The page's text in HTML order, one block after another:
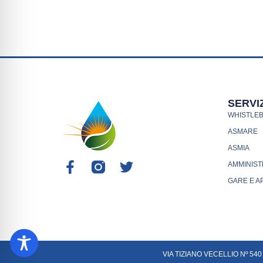
ASMARE
ASMIA
GARE E
VIA TIZIANO VECELLIO Nº